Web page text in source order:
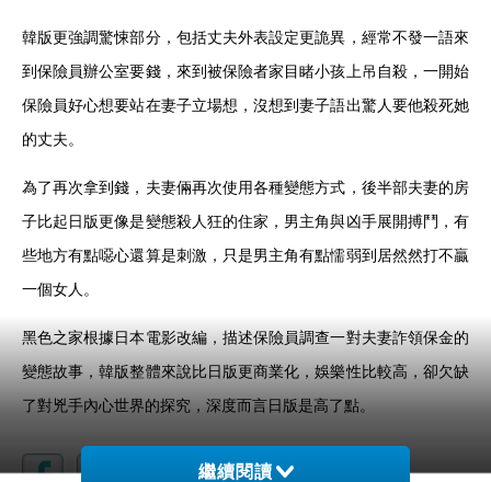
韓版更強調驚悚部分，包括丈夫外表設定更詭異，經常不發一語來
到保險員辦公室要錢，來到被保險者家目睹小孩上吊自殺，一開始
保險員好心想要站在妻子立場想，沒想到妻子語出驚人要他殺死她
的丈夫。
為了再次拿到錢，夫妻倆再次使用各種變態方式，後半部夫妻的房
子比起日版更像是變態殺人狂的住家，男主角與凶手展開搏鬥，有
些地方有點噁心還算是刺激，只是男主角有點懦弱到居然然打不贏
一個女人。
黑色之家根據日本電影改編，描述保險員調查一對夫妻詐領保金的
變態故事，韓版整體來說比日版更商業化，娛樂性比較高，卻欠缺
了對兇手內心世界的探究，深度而言日版是高了點。
繼續閱讀